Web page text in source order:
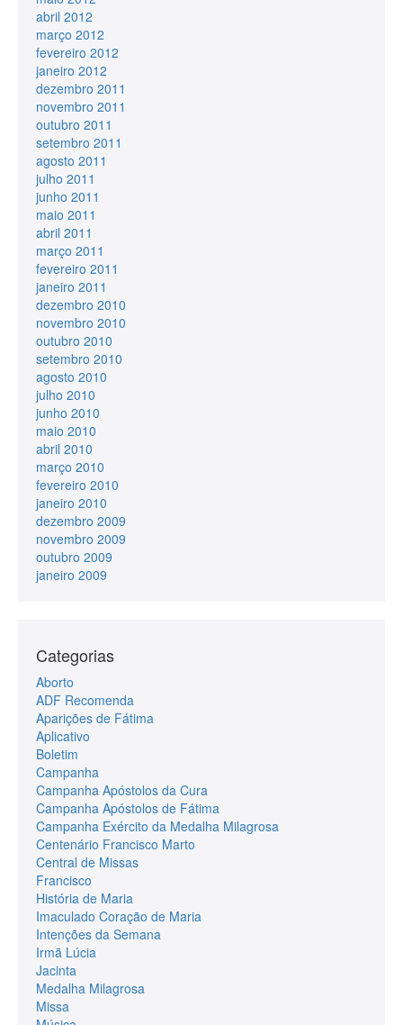
abril 2012
março 2012
fevereiro 2012
janeiro 2012
dezembro 2011
novembro 2011
outubro 2011
setembro 2011
agosto 2011
julho 2011
junho 2011
maio 2011
abril 2011
março 2011
fevereiro 2011
janeiro 2011
dezembro 2010
novembro 2010
outubro 2010
setembro 2010
agosto 2010
julho 2010
junho 2010
maio 2010
abril 2010
março 2010
fevereiro 2010
janeiro 2010
dezembro 2009
novembro 2009
outubro 2009
janeiro 2009
Categorias
Aborto
ADF Recomenda
Aparições de Fátima
Aplicativo
Boletim
Campanha
Campanha Apóstolos da Cura
Campanha Apóstolos de Fátima
Campanha Exército da Medalha Milagrosa
Centenário Francisco Marto
Central de Missas
Francisco
História de Maria
Imaculado Coração de Maria
Intenções da Semana
Irmã Lúcia
Jacinta
Medalha Milagrosa
Missa